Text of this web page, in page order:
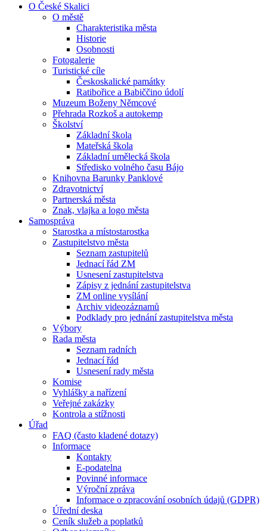
O České Skalici
O městě
Charakteristika města
Historie
Osobnosti
Fotogalerie
Turistické cíle
Českoskalické památky
Ratibořice a Babiččino údolí
Muzeum Boženy Němcové
Přehrada Rozkoš a autokemp
Školství
Základní škola
Mateřská škola
Základní umělecká škola
Středisko volného času Bájo
Knihovna Barunky Panklové
Zdravotnictví
Partnerská města
Znak, vlajka a logo města
Samospráva
Starostka a místostarostka
Zastupitelstvo města
Seznam zastupitelů
Jednací řád ZM
Usnesení zastupitelstva
Zápisy z jednání zastupitelstva
ZM online vysílání
Archiv videozáznamů
Podklady pro jednání zastupitelstva města
Výbory
Rada města
Seznam radních
Jednací řád
Usnesení rady města
Komise
Vyhlášky a nařízení
Veřejné zakázky
Kontrola a stížnosti
Úřad
FAQ (často kladené dotazy)
Informace
Kontakty
E-podatelna
Povinné informace
Výroční zpráva
Informace o zpracování osobních údajů (GDPR)
Úřední deska
Ceník služeb a poplatků